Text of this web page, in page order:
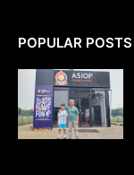
POPULAR POSTS